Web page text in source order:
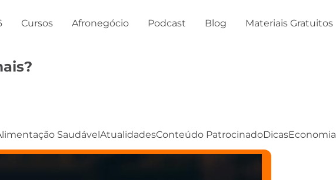
Cursos Afronegócio Podcast Blog Materiais Gratuitos
SaudávelAtualidadesConteúdo PatrocinadoDicasEconomia